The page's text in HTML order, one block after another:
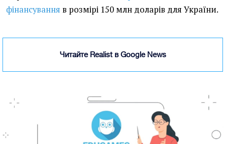
фінансування в розмірі 150 млн доларів для України.
Читайте Realist в Google News